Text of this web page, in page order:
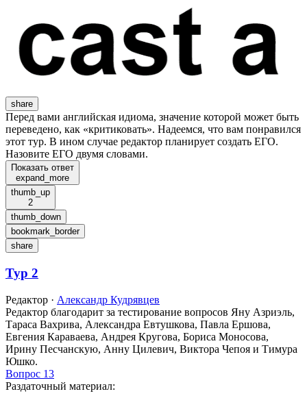
share
Перед вами английская идиома, значение которой может быть
переведено, как «критиковать». Надеемся, что вам понравился
этот тур. В ином случае редактор планирует создать ЕГО.
Назовите ЕГО двумя словами.
Показать ответ
expand_more
thumb_up
2
thumb_down
bookmark_border
share
Тур 2
Редактор · Александр Кудрявцев
Редактор благодарит за тестирование вопросов Яну Азриэль,
Тараса Вахрива, Александра Евтушкова, Павла Ершова,
Евгения Караваева, Андрея Кругова, Бориса Моносова,
Ирину Песчанскую, Анну Цилевич, Виктора Чепоя и Тимура
Юшко.
Вопрос 13
Раздаточный материал: